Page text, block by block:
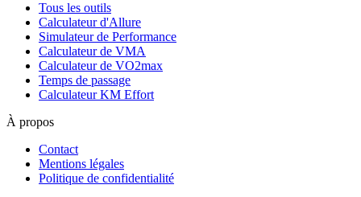
Tous les outils
Calculateur d'Allure
Simulateur de Performance
Calculateur de VMA
Calculateur de VO2max
Temps de passage
Calculateur KM Effort
À propos
Contact
Mentions légales
Politique de confidentialité